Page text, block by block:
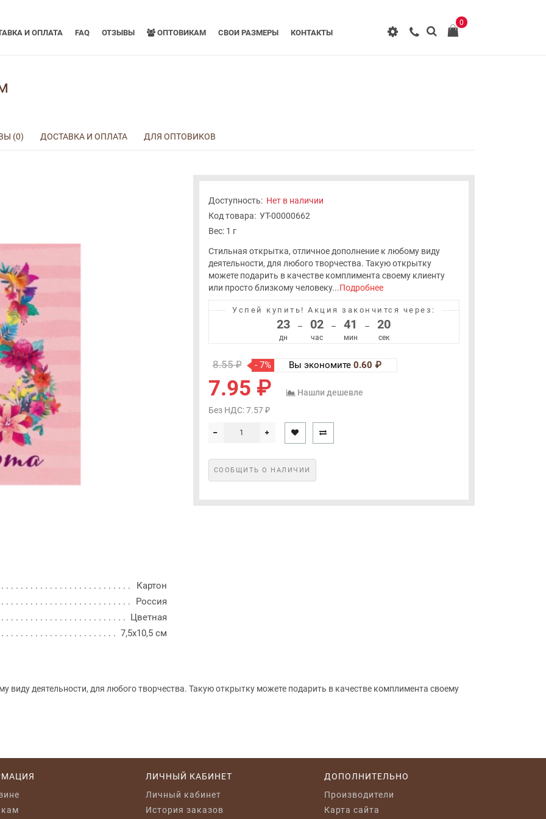
И ОПЛАТА FAQ ОТЗЫВЫ ОПТОВИКАМ СВОИ РАЗМЕРЫ КОНТАКТЫ
0
(0) ДОСТАВКА И ОПЛАТА ДЛЯ ОПТОВИКОВ
Картон
Россия
Цветная
7,5x10,5 см
Доступность: Нет в наличии
Код товара: УТ-00000662
Вес: 1 г
Стильная открытка, отличное дополнение к любому виду
деятельности, для любого творчества. Такую открытку
можете подарить в качестве комплимента своему клиенту
или просто близкому человеку...Подробнее
Успей купить! Акция закончится через:
23
дн
– 02
час
– 41
мин
– 20
сек
8.55 ₽ - 7% Вы экономите 0.60 ₽
7.95 ₽
Нашли дешевле
Без НДС: 7.57 ₽
СООБЩИТЬ О НАЛИЧИИ
виду деятельности, для любого творчества. Такую открытку можете подарить в качестве комплимента своему
ЛИЧНЫЙ КАБИНЕТ
Личный кабинет
История заказов
ДОПОЛНИТЕЛЬНО
Производители
Карта сайта